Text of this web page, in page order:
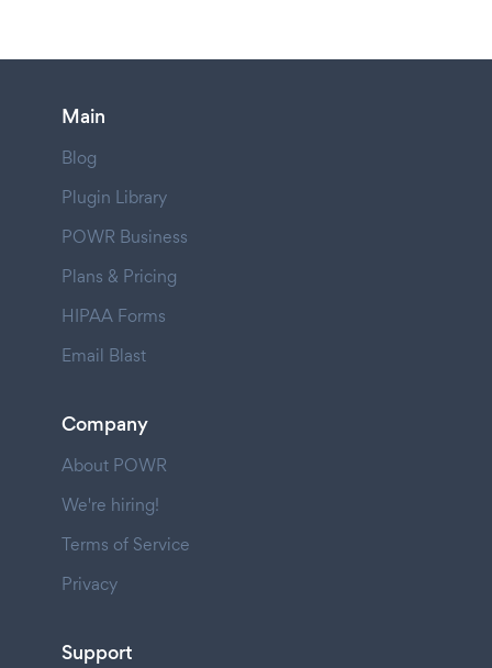
Main
Blog
Plugin Library
POWR Business
Plans & Pricing
HIPAA Forms
Email Blast
Company
About POWR
We're hiring!
Terms of Service
Privacy
Support